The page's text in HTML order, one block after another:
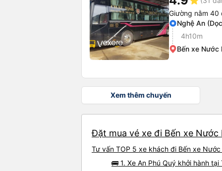
Giường nằm 40
Nghệ An
4h10m
Bến xe Nước
Xem thêm chuyến
Đặt mua vé xe đi Bến xe
Tư vấn TOP 5 xe khách đi Bến xe
🚌 1. Xe An Phú Quý khởi hành